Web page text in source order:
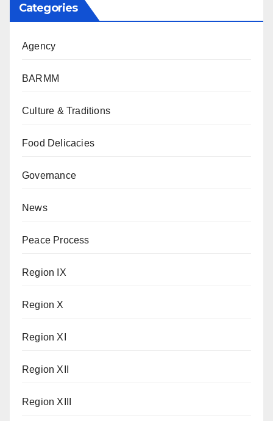
Categories
Agency
BARMM
Culture & Traditions
Food Delicacies
Governance
News
Peace Process
Region IX
Region X
Region XI
Region XII
Region XIII